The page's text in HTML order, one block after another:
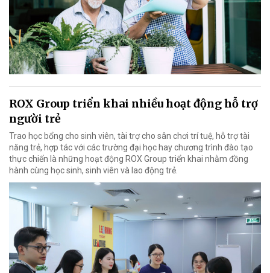
ROX Group triển khai nhiều hoạt động hỗ trợ
người trẻ
Trao học bổng cho sinh viên, tài trợ cho sân chơi trí tuệ, hỗ trợ tài
năng trẻ, hợp tác với các trường đại học hay chương trình đào tạo
thực chiến là những hoạt động ROX Group triển khai nhằm đồng
hành cùng học sinh, sinh viên và lao động trẻ.